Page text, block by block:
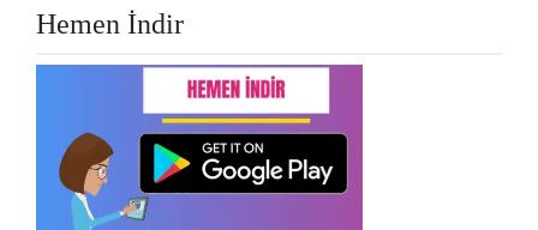
Hemen İndir